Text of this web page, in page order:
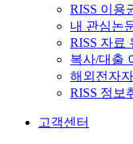
RISS 이용
내 관심논
RISS 자료
복사/대출
해외전자
RISS 정보
고객센터